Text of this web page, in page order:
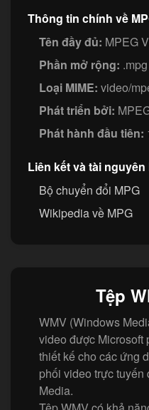
Thông tin chính về
Tên đầy đủ: MPEG
Phần mở rộng: .mpg
Loại MIME: video/
Phát triển bởi:
Phát hành đầu tiên:
Liên kết và tài
Bộ chuyển đổi MPG
Wikipedia về MPG
Tệp
WMV (Windows
video được Microsoft
thiết kế cho các ứng
phối video trực
Media.